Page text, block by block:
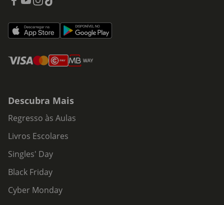
Descubra Mais
Regresso às Aulas
Livros Escolares
Singles' Day
Black Friday
Cyber Monday